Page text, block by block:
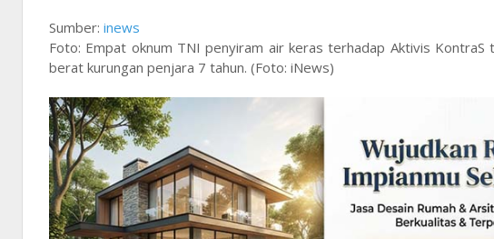
Sumber: inews
Foto: Empat oknum TNI penyiram air keras terhadap Aktivis KontraS
berat kurungan penjara 7 tahun. (Foto: iNews)